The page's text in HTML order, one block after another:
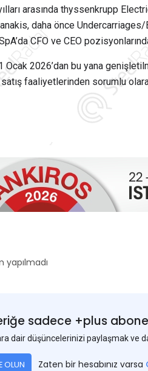
arasında thyssenkrupp
daha önce
CFO ve CEO
Ocak 2026’dan bu yana
faaliyetlerinden sorumlu
yapılmadı
sadece +plus
dair düşüncelerinizi paylaşmak ve
OLUN Zaten bir hesabınız varsa